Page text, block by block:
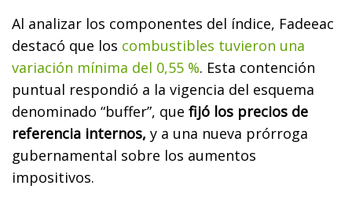
Al analizar los componentes del índice, Fadeeac
destacó que los combustibles tuvieron una
variación mínima del 0,55 %. Esta contención
puntual respondió a la vigencia del esquema
denominado “buffer”, que fijó los precios de
referencia internos, y a una nueva prórroga
gubernamental sobre los aumentos
impositivos.